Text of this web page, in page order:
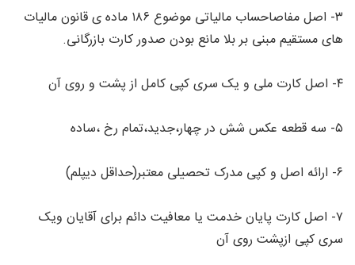
۳- اصل مفاصاحساب مالیاتی موضوع ۱۸۶ ماده ی قانون مالیات
های مستقیم مبنی بر بلا مانع بودن صدور کارت بازرگانی.
۴- اصل کارت ملی و یک سری کپی کامل از پشت و روی آن
۵- سه قطعه عکس شش در چهار،جدید،تمام رخ ،ساده
۶- ارائه اصل و کپی مدرک تحصیلی معتبر(حداقل دیپلم)
۷- اصل کارت پایان خدمت یا معافیت دائم برای آقایان ویک
سری کپی ازپشت روی آن